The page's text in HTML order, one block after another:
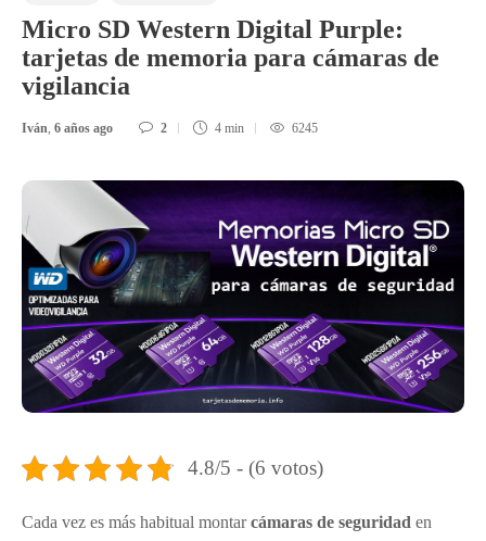
Micro SD Western Digital Purple:
tarjetas de memoria para cámaras de
vigilancia
Iván, 6 años ago 2 4 min 6245
4.8/5 - (6 votos)
Cada vez es más habitual montarcámaras de seguridad en